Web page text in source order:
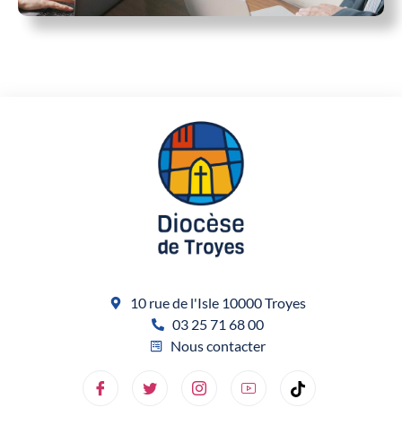
10 rue de l'Isle 10000 Troyes
03 25 71 68 00
Nous contacter